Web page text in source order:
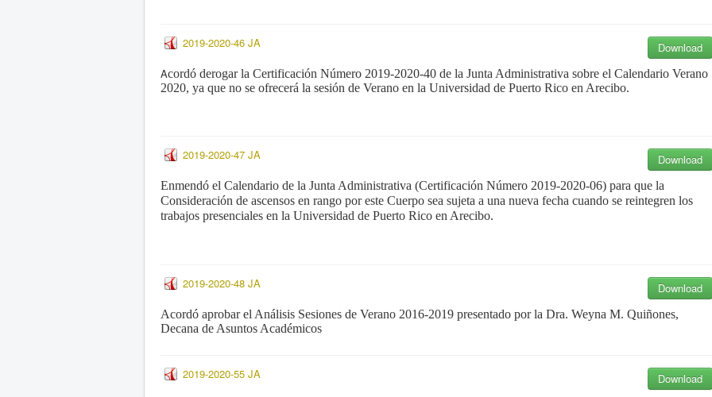
2019-2020-46 JA
Download
Acordó derogar la Certificación Número 2019-2020-40 de la Junta Administrativa sobre el Calendario Verano
2020, ya que no se ofrecerá la sesión de Verano en la Universidad de Puerto Rico en Arecibo.
2019-2020-47 JA Download
Enmendó el Calendario de la Junta Administrativa (Certificación Número 2019-2020-06) para que la
Consideración de ascensos en rango por este Cuerpo sea sujeta a una nueva fecha cuando se reintegren los
trabajos presenciales en la Universidad de Puerto Rico en Arecibo.
2019-2020-48 JA Download
Acordó aprobar el Análisis Sesiones de Verano 2016-2019 presentado por la Dra. Weyna M. Quiñones,
Decana de Asuntos Académicos
2019-2020-55 JA Download